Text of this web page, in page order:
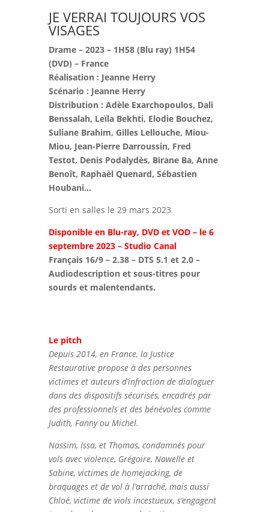
JE VERRAI TOUJOURS VOS
VISAGES
Drame – 2023 – 1H58 (Blu ray) 1H54
(DVD) – France
Réalisation : Jeanne Herry
Scénario : Jeanne Herry
Distribution : Adèle Exarchopoulos, Dali
Benssalah, Leïla Bekhti, Elodie Bouchez,
Suliane Brahim, Gilles Lellouche, Miou-
Miou, Jean-Pierre Darroussin, Fred
Testot, Denis Podalydès, Birane Ba, Anne
Benoît, Raphaël Quenard, Sébastien
Houbani…
Sorti en salles le 29 mars 2023
Disponible en Blu-ray, DVD et VOD – le 6
septembre 2023 – Studio Canal
Français 16/9 – 2.38 – DTS 5.1 et 2.0 –
Audiodescription et sous-titres pour
sourds et malentendants.
Le pitch
Depuis 2014, en France, la Justice
Restaurative propose à des personnes
victimes et auteurs d’infraction de dialoguer
dans des dispositifs sécurisés, encadrés par
des professionnels et des bénévoles comme
Judith, Fanny ou Michel.
Nassim, Issa, et Thomas, condamnés pour
vols avec violence, Grégoire, Nawelle et
Sabine, victimes de homejacking, de
braquages et de vol à l’arraché, mais aussi
Chloé, victime de viols incestueux, s’engagent